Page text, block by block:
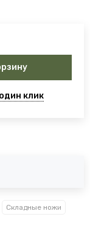
клик
Складные ножи